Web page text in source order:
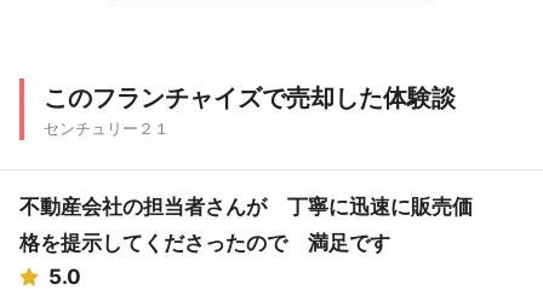
このフランチャイズで売却した体験談
センチュリー２１
不動産会社の担当者さんが 丁寧に迅速に販売価
格を提示してくださったので 満足です
5.0